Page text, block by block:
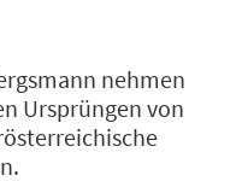
nehmen
Ursprüngen von